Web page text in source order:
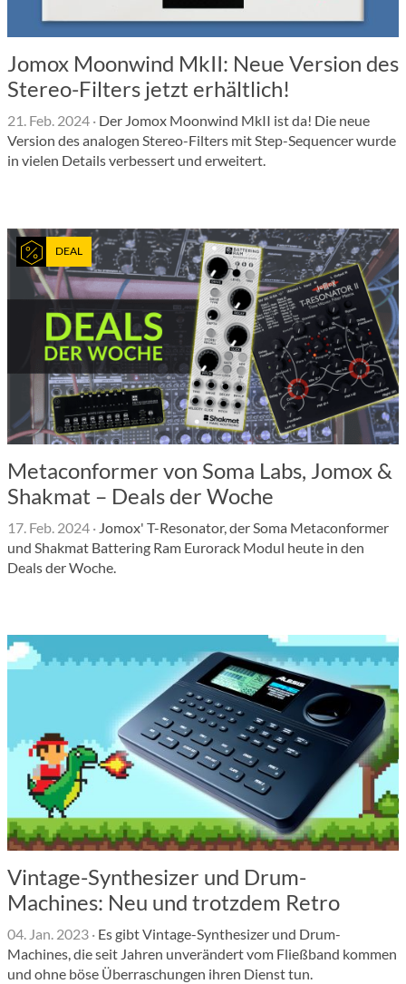
Jomox Moonwind MkII: Neue Version des
Stereo-Filters jetzt erhältlich!
21. Feb. 2024 · Der Jomox Moonwind MkII ist da! Die neue
Version des analogen Stereo-Filters mit Step-Sequencer wurde
in vielen Details verbessert und erweitert.
DEAL
Metaconformer von Soma Labs, Jomox &
Shakmat – Deals der Woche
17. Feb. 2024 · Jomox' T-Resonator, der Soma Metaconformer
und Shakmat Battering Ram Eurorack Modul heute in den
Deals der Woche.
Vintage-Synthesizer und Drum-
Machines: Neu und trotzdem Retro
04. Jan. 2023 · Es gibt Vintage-Synthesizer und Drum-
Machines, die seit Jahren unverändert vom Fließband kommen
und ohne böse Überraschungen ihren Dienst tun.